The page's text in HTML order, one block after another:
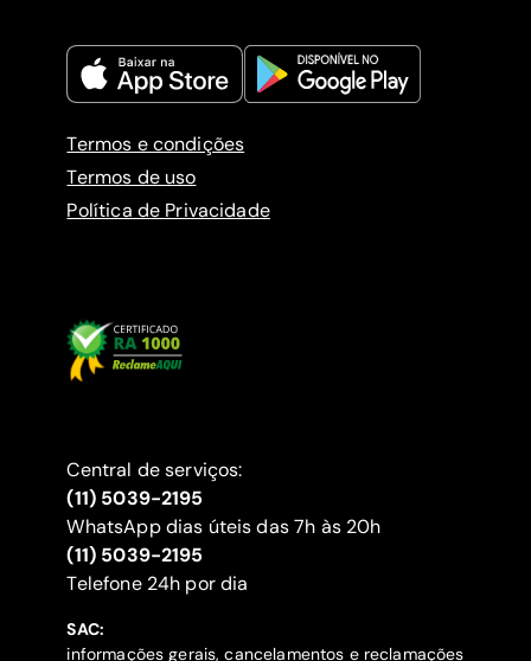
Termos e condições
Termos de uso
Política de Privacidade
Central de serviços:
(11) 5039-2195
WhatsApp dias úteis das 7h às 20h
(11) 5039-2195
‍Telefone 24h por dia
SAC:
informações gerais, cancelamentos e reclamações